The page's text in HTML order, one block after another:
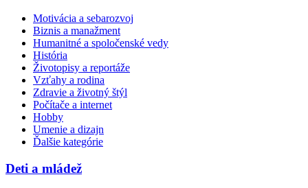
Motivácia a sebarozvoj
Biznis a manažment
Humanitné a spoločenské vedy
História
Životopisy a reportáže
Vzťahy a rodina
Zdravie a životný štýl
Počítače a internet
Hobby
Umenie a dizajn
Ďalšie kategórie
Deti a mládež